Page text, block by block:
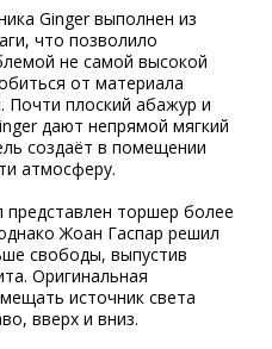
Ginger выполнен из
что позволило
не самой высокой
от материала
Почти плоский абажур и
дают непрямой мягкий
создаёт в помещении
атмосферу.
торшер более
Жоан Гаспар решил
свободы, выпустив
Оригинальная
источник света
вверх и вниз.